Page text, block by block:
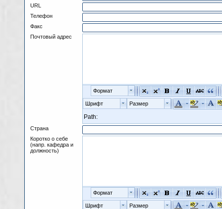
URL
Телефон
Факс
Почтовый адрес
Формат
Шрифт Размер
Path:
Страна
Коротко о себе
(напр. кафедра и
должность)
Формат
Шрифт Размер